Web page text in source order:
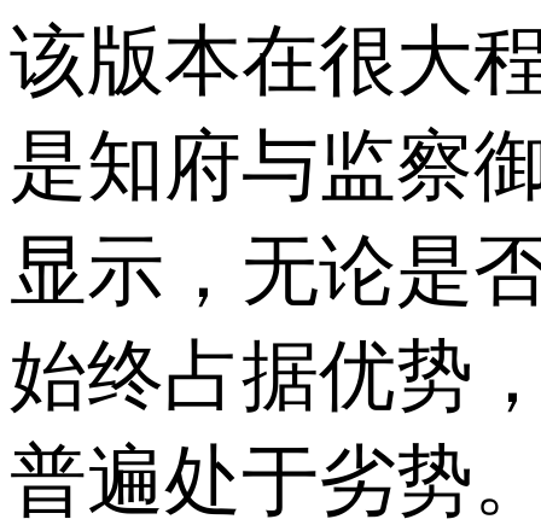
该版本在很大
是知府与监察
显示，无论是
始终占据优势
普遍处于劣势